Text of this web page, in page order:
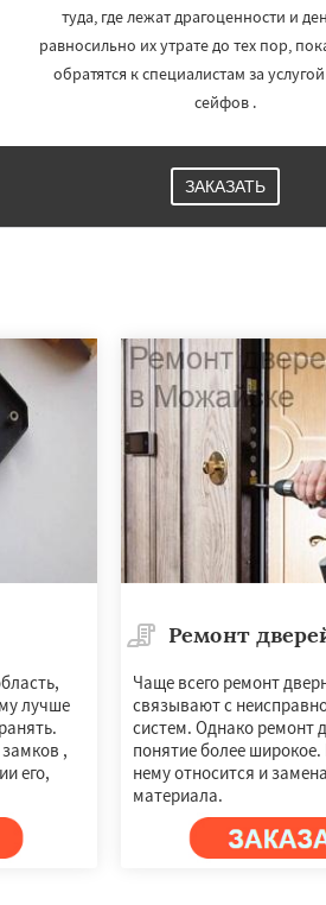
туда, где лежат драгоценности и
равносильно их утрате до тех пор,
обратятся к специалистам за
сейфов .
ЗАКАЗАТЬ
лучше
,
его,
Ремонт
Чаще всего ремонт
связывают с
систем. Однако ремонт
понятие более
нему относится и
материала.